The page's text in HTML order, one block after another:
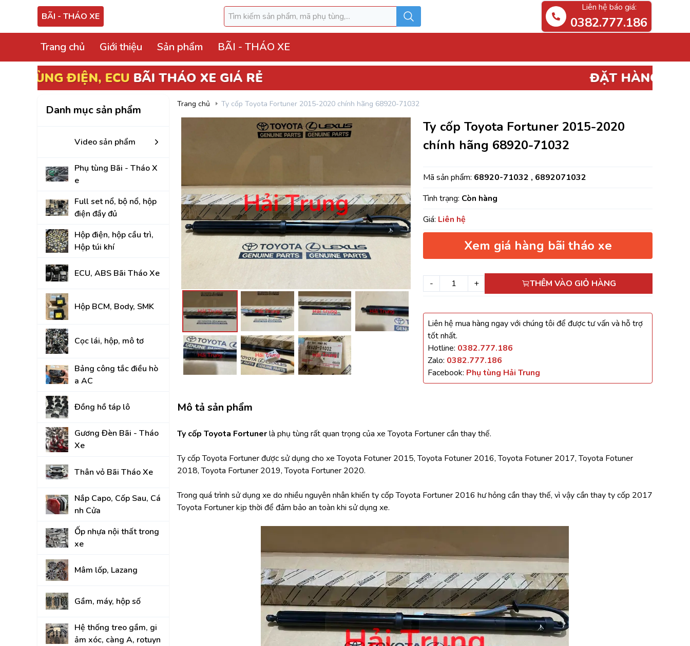
BÃI - THÁO XE
Liên hệ báo giá:
0382.777.186
Trang chủ Giới thiệu Sản phẩm
Video sản phẩm
Phụ tùng Bãi - Tháo Xe
Hộp điện, hộp cầu trì, Hộp túi khí
Cọc lái, hộp, mô tơ
Bảng công tắc điều hòa AC
Đồng hồ táp lô
Gương Đèn Bãi - Tháo Xe
Nắp Capo, Cốp Sau, Cánh Cửa
Ốp nhựa nội thất trong xe
Mâm lốp, Lazang
Gầm, máy, hộp số
NỘI - NGOẠI THẤT
TOYOTA
HYUNDAI
BÃI - THÁO XE
PHỤ TÙNG ĐIỆN,
Danh mục sản phẩm
Video sản phẩm
Phụ tùng Bãi - Tháo X
e
Full set nổ, bộ nổ, hộp
điện đầy đủ
Hộp điện, hộp cầu trì,
Hộp túi khí
ECU, ABS Bãi Tháo Xe
Hộp BCM, Body, SMK
Cọc lái, hộp, mô tơ
Bảng công tắc điều hò
a AC
Đồng hồ táp lô
Gương Đèn Bãi - Tháo
Xe
Thân vỏ Bãi Tháo Xe
Nắp Capo, Cốp Sau, Cá
nh Cửa
Ốp nhựa nội thất trong
xe
Mâm lốp, Lazang
Gầm, máy, hộp số
Hệ thống treo gầm, gi
ảm xóc, càng A, rotuyn
Trang chủ Ty cốp Toyota Fortuner 2015-2020 chính hãng 68920-71032
Ty cốp Toyota Fortuner 2015-2020
chính hãng 68920-71032
Mã sản phẩm: 68920-71032 , 6892071032
Tình trạng: Còn hàng
Giá: Liên hệ
Xem giá hàng bãi tháo xe
- + THÊM VÀO GIỎ HÀNG
Liên hệ mua hàng ngay với chúng tôi để được tư vấn và hỗ trợ
tốt nhất.
Hotline: 0382.777.186
Zalo: 0382.777.186
Facebook: Phụ tùng Hải Trung
Mô tả sản phẩm
Ty cốp Toyota Fortuner là phụ tùng rất quan trọng của xe Toyota Fortuner cần thay thế.
Ty cốp Toyota Fortuner được sử dụng cho xe Toyota Fotuner 2015, Toyota Fotuner 2016, Toyota Fotuner 2017, Toyota Fotuner
2018, Toyota Fortuner 2019, Toyota Fortuner 2020.
Trong quá trình sử dụng xe do nhiều nguyên nhân khiến ty cốp Toyota Fortuner 2016 hư hỏng cần thay thế, vì vậy cần thay ty cốp 2017
Toyota Fortuner kịp thời để đảm bảo an toàn khi sử dụng xe.